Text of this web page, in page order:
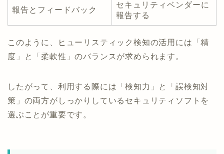
報告とフィードバック
セキュリティベンダーに
報告する
このように、ヒューリスティック検知の活用には「精
度」と「柔軟性」のバランスが求められます。
したがって、利用する際には「検知力」と「誤検知対
策」の両方がしっかりしているセキュリティソフトを
選ぶことが重要です。